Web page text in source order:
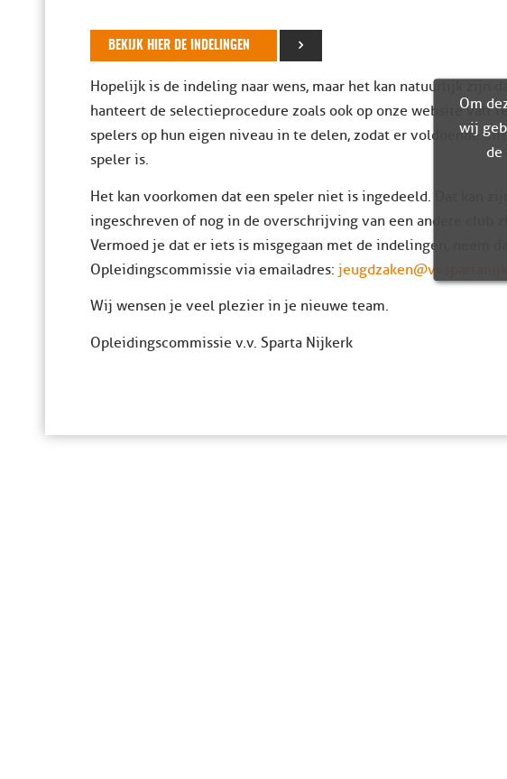
BEKIJK HIER DE INDELINGEN
Hopelijk is de indeling naar wens, maar het kan natuurlijk zijn
hanteert de selectieprocedure zoals ook op onze website valt
spelers op hun eigen niveau in te delen, zodat er voldoende
speler is.
Het kan voorkomen dat een speler niet is ingedeeld. Dat kan
ingeschreven of nog in de overschrijving van een andere club
Vermoed je dat er iets is misgegaan met de indelingen, neem
Opleidingscommissie via emailadres:
Wij wensen je veel plezier in je nieuwe team.
Opleidingscommissie v.v. Sparta Nijkerk
Om
wij
de